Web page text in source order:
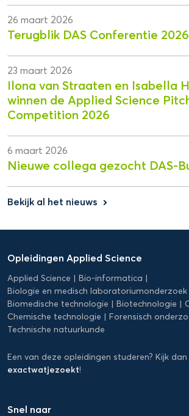
26 maart 2026
Terugblik DAS Conferentie 2026
23 maart 2026
Ilona van Straaten en Isabella
winnen de Applied Science
Competition 2026
6 maart 2026
Nieuwe collega gezocht DAS-
Bekijk al het nieuws keyboard_arrow_right
Applied
Science
Opleidingen Applied Science
Applied Science
Bio-informatica
Biologie en medisch laboratoriumonderzoek
Biomedische technologie
Biotechnologie
Chemische technologie
Forensisch
Technische natuurkunde
Een van deze opleidingen studeren? Kijk
exactwatjezoekt!
Snel naar